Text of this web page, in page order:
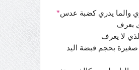
والما يدري كضبة عدس"
يعرف
لا يعرف
بحجم قبضة اليد